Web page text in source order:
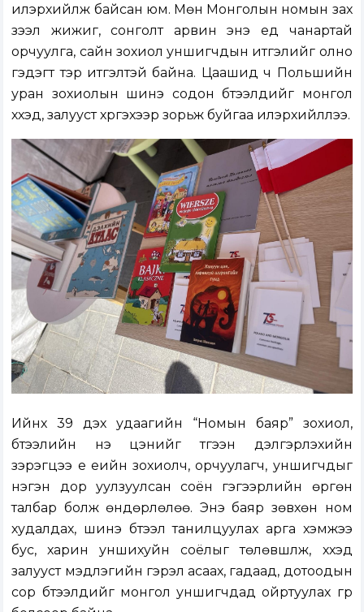
илэрхийлж байсан юм. Мөн Монголын номын зах
зээл жижиг, сонголт арвин энэ үед чанартай
орчуулга, сайн зохиол уншигчдын итгэлийг олно
гэдэгт тэр итгэлтэй байна. Цаашид ч Польшийн
уран зохиолын шинэ содон бүтээлүүдийг монгол
хүүхэд, залууст хүргэхээр зорьж буйгаа илэрхийллээ.
Ийнхүү 39 дэх удаагийн “Номын баяр” зохиол,
бүтээлийн үнэ цэнийг түгээн дэлгэрүүлэхийн
зэрэгцээ үе үеийн зохиолч, орчуулагч, уншигчдыг
нэгэн дор уулзуулсан соён гэгээрлийн өргөн
талбар болж өндөрлөлөө. Энэ баяр зөвхөн ном
худалдах, шинэ бүтээл танилцуулах арга хэмжээ
бус, харин уншихуйн соёлыг төлөвшүүлж, хүүхэд
залууст мэдлэгийн гэрэл асаах, гадаад, дотоодын
сор бүтээлүүдийг монгол уншигчдад ойртуулах гүүр